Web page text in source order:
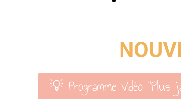
💡 Programme vidéo "Plus